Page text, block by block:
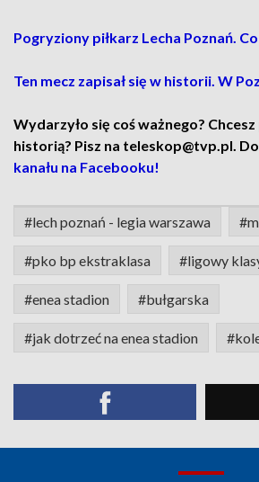
Pogryziony piłkarz Lecha Poznań.
Ten mecz zapisał się w historii. W
Wydarzyło się coś ważnego?
historią? Pisz na teleskop@tvp.pl.
kanału na Facebooku!
#lech poznań - legia warszawa
#pko bp ekstraklasa #ligowy
#enea stadion #bułgarska
#jak dotrzeć na enea stadion